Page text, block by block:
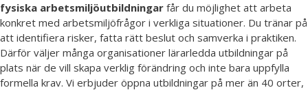
fysiska arbetsmiljöutbildningar får du möjlighet att arbeta
konkret med arbetsmiljöfrågor i verkliga situationer. Du tränar på
att identifiera risker, fatta rätt beslut och samverka i praktiken.
Därför väljer många organisationer lärarledda utbildningar på
plats när de vill skapa verklig förändring och inte bara uppfylla
formella krav. Vi erbjuder öppna utbildningar på mer än 40 orter,